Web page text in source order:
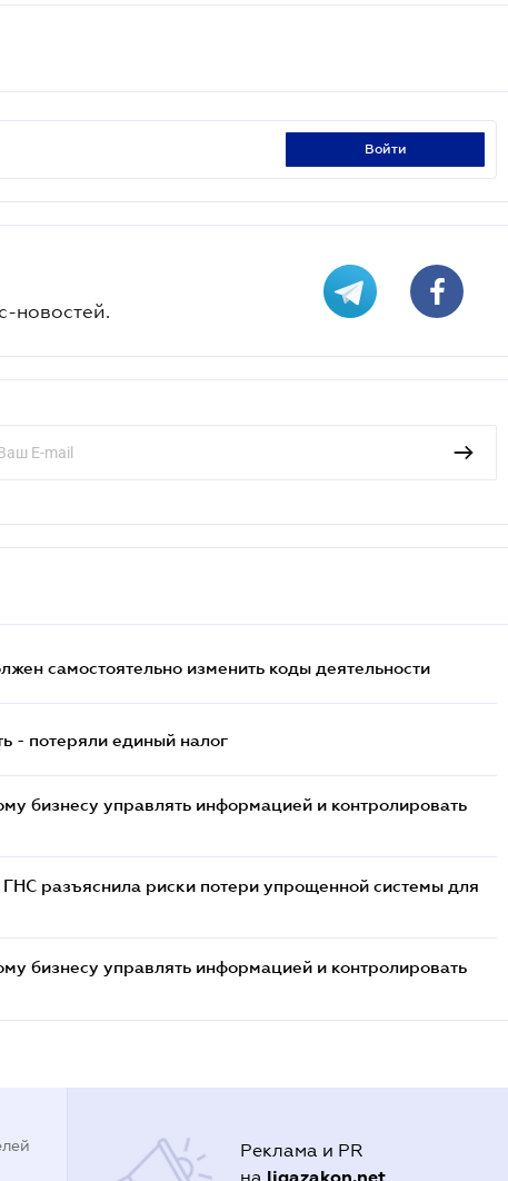
войти
новостей.
самостоятельно изменить коды деятельности
- потеряли единый налог
бизнесу управлять информацией и контролировать
разъяснила риски потери упрощенной системы для
бизнесу управлять информацией и контролировать
Реклама и PR
на